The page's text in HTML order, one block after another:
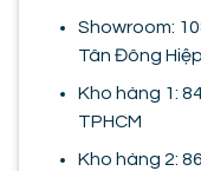
Showroom:
Tân Đông
Kho hàng 1:
TPHCM
Kho hàng 2: